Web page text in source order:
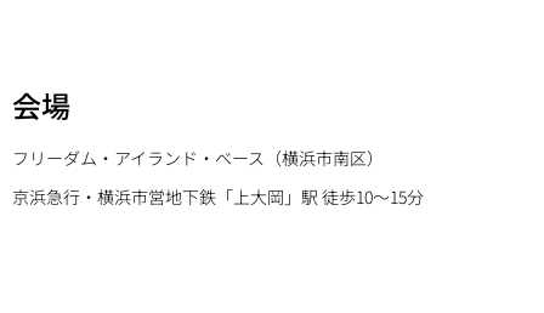
会場
フリーダム・アイランド・ベース（横浜市南区）
京浜急行・横浜市営地下鉄「上大岡」駅 徒歩10〜15分